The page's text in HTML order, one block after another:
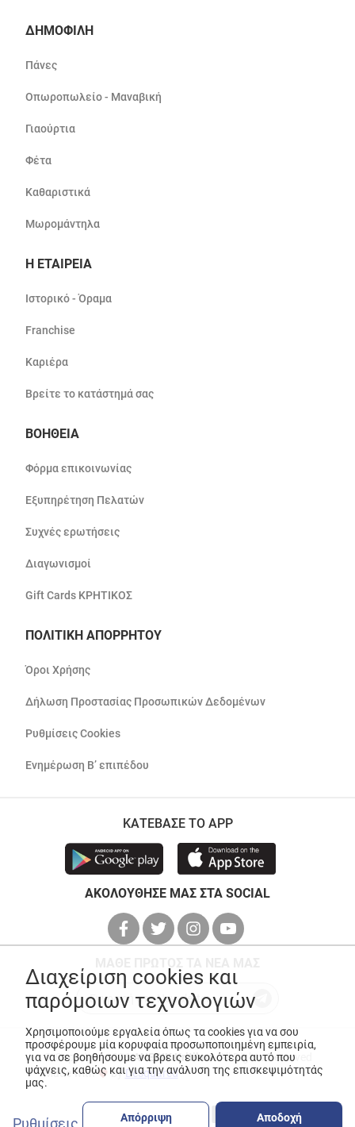
ΔΗΜΟΦΙΛΗ
Πάνες
Οπωροπωλείο - Μαναβική
Γιαούρτια
Φέτα
Καθαριστικά
Μωρομάντηλα
Η ΕΤΑΙΡΕΙΑ
Ιστορικό - Όραμα
Franchise
Καριέρα
Βρείτε το κατάστημά σας
ΒΟΗΘΕΙΑ
Φόρμα επικοινωνίας
Εξυπηρέτηση Πελατών
Συχνές ερωτήσεις
Διαγωνισμοί
Gift Cards ΚΡΗΤΙΚΟΣ
ΠΟΛΙΤΙΚΗ ΑΠΟΡΡΗΤΟΥ
Όροι Χρήσης
Δήλωση Προστασίας Προσωπικών Δεδομένων
Ρυθμίσεις Cookies
Ενημέρωση Β’ επιπέδου
ΚΑΤΕΒΑΣΕ ΤΟ APP
ΑΚΟΛΟΥΘΗΣΕ ΜΑΣ ΣΤΑ SOCIAL
© Copyright 2026ANEDIK Kritikos. All Rights Reserved
Made with
byDesquared
Διαχείριση cookies και
παρόμοιων τεχνολογιών
Χρησιμοποιούμε εργαλεία όπως τα cookies για να σου
προσφέρουμε μία κορυφαία προσωποποιημένη εμπειρία,
για να σε βοηθήσουμε να βρεις ευκολότερα αυτό που
ψάχνεις, καθώς και για την ανάλυση της επισκεψιμότητάς
μας.
Ρυθμίσεις Απόρριψη Αποδοχή